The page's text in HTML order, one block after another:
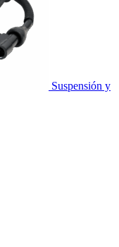
Suspensión y